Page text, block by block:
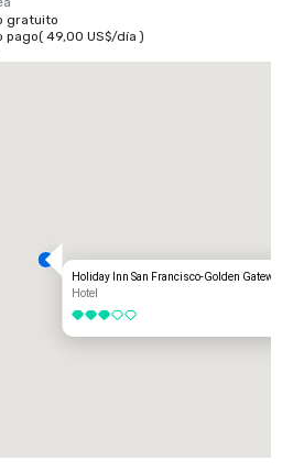
gratuito
pago( 49,00 US$/día )
Holiday Inn San Francisco-Golden Gateway
Hotel
3 de 5